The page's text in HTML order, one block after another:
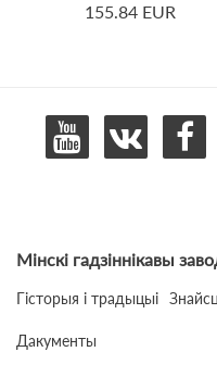
155.84 EUR
Мінскі гадзіннікавы
Гісторыя і традыцыі
Дакументы